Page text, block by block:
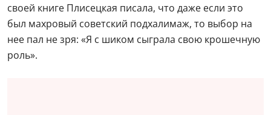
своей книге Плисецкая писала, что даже если это
был махровый советский подхалимаж, то выбор на
нее пал не зря: «Я с шиком сыграла свою крошечную
роль».